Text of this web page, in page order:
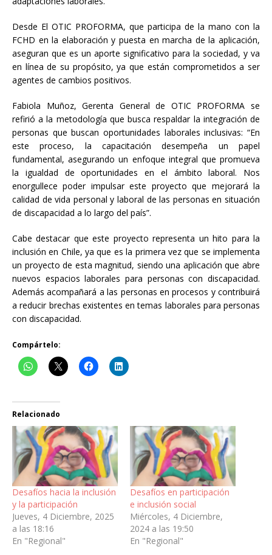
Desde El OTIC PROFORMA, que participa de la mano con la
FCHD en la elaboración y puesta en marcha de la aplicación,
aseguran que es un aporte significativo para la sociedad, y va
en línea de su propósito, ya que están comprometidos a ser
agentes de cambios positivos.
Fabiola Muñoz, Gerenta General de OTIC PROFORMA se
refirió a la metodología que busca respaldar la integración de
personas que buscan oportunidades laborales inclusivas: “En
este proceso, la capacitación desempeña un papel
fundamental, asegurando un enfoque integral que promueva
la igualdad de oportunidades en el ámbito laboral. Nos
enorgullece poder impulsar este proyecto que mejorará la
calidad de vida personal y laboral de las personas en situación
de discapacidad a lo largo del país”.
Cabe destacar que este proyecto representa un hito para la
inclusión en Chile, ya que es la primera vez que se implementa
un proyecto de esta magnitud, siendo una aplicación que abre
nuevos espacios laborales para personas con discapacidad.
Además acompañará a las personas en procesos y contribuirá
a reducir brechas existentes en temas laborales para personas
con discapacidad.
Compártelo:
Relacionado
Desafíos hacia la inclusión
y la participación
Jueves, 4 Diciembre, 2025
a las 18:16
En "Regional"
Desafíos en participación
e inclusión social
Miércoles, 4 Diciembre,
2024 a las 19:50
En "Regional"